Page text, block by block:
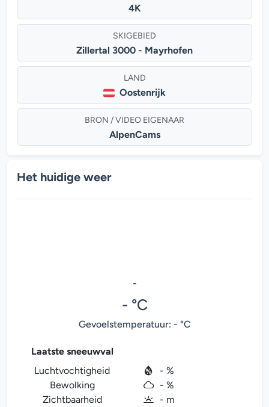
4K
SKIGEBIED
Zillertal 3000 - Mayrhofen
LAND
Oostenrijk
BRON / VIDEO EIGENAAR
AlpenCams
Het huidige weer
-
- °C
Gevoelstemperatuur: - °C
Laatste sneeuwval
Luchtvochtigheid
- %
Bewolking
- %
Zichtbaarheid
- m